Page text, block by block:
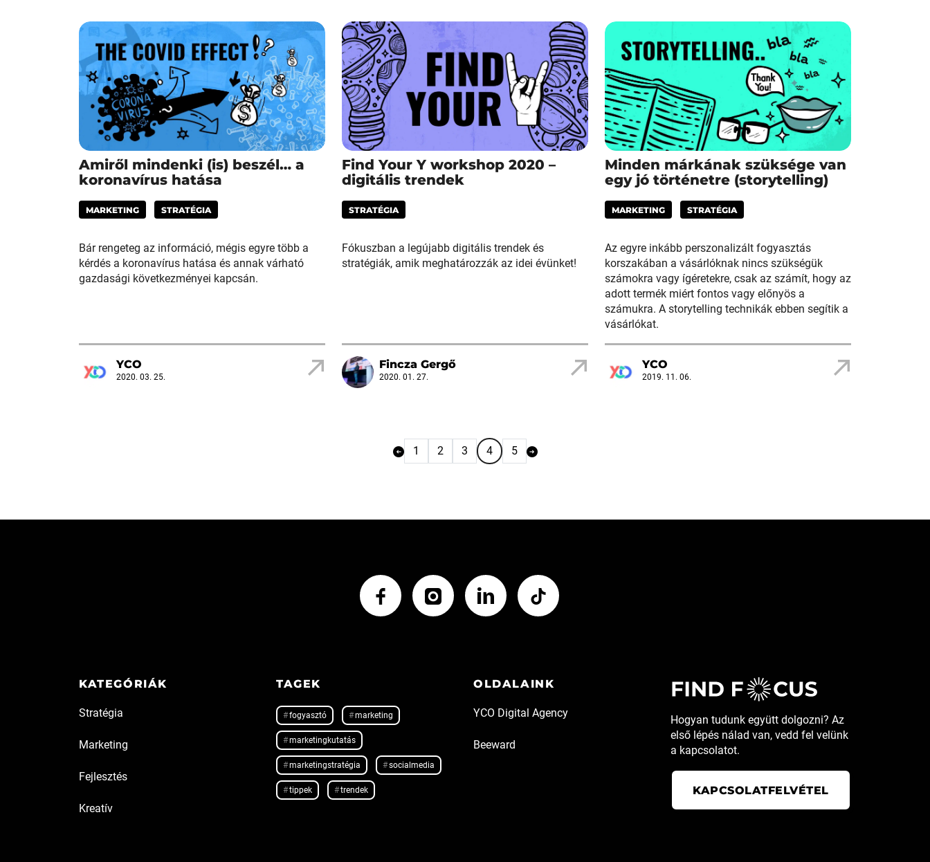
Amiről mindenki (is) beszél… a
koronavírus hatása
MARKETING STRATÉGIA
Bár rengeteg az információ, mégis egyre több a
kérdés a koronavírus hatása és annak várható
gazdasági következményei kapcsán.
YCO
2020. 03. 25.
Find Your Y workshop 2020 –
digitális trendek
STRATÉGIA
Fókuszban a legújabb digitális trendek és
stratégiák, amik meghatározzák az idei évünket!
Fincza Gergő
2020. 01. 27.
Minden márkának szüksége van
egy jó történetre (storytelling)
MARKETING STRATÉGIA
Az egyre inkább perszonalizált fogyasztás
korszakában a vásárlóknak nincs szükségük
számokra vagy ígéretekre, csak az számít, hogy az
adott termék miért fontos vagy előnyös a
számukra. A storytelling technikák ebben segítik a
vásárlókat.
YCO
2019. 11. 06.
1 2 3 4 5
KATEGÓRIÁK
Stratégia
Marketing
Fejlesztés
Kreatív
TAGEK
fogyasztó marketing
marketingkutatás
marketingstratégia socialmedia
tippek trendek
OLDALAINK
YCO Digital Agency
Beeward
Hogyan tudunk együtt dolgozni? Az
első lépés nálad van, vedd fel velünk
a kapcsolatot.
KAPCSOLATFELVÉTEL